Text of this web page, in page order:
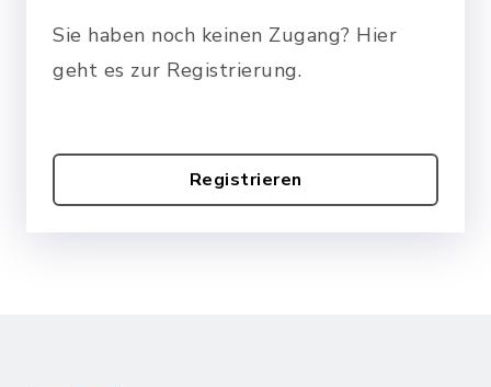
Sie haben noch keinen Zugang? Hier
geht es zur Registrierung.
Registrieren